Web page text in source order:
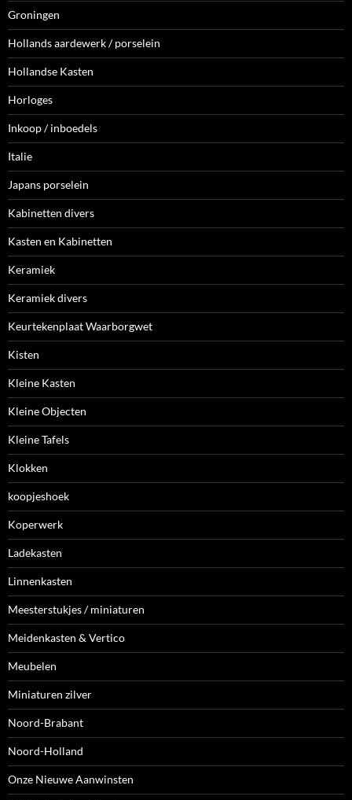
Groningen
Hollands aardewerk / porselein
Hollandse Kasten
Horloges
Inkoop / inboedels
Italie
Japans porselein
Kabinetten divers
Kasten en Kabinetten
Keramiek
Keramiek divers
Keurtekenplaat Waarborgwet
Kisten
Kleine Kasten
Kleine Objecten
Kleine Tafels
Klokken
koopjeshoek
Koperwerk
Ladekasten
Linnenkasten
Meesterstukjes / miniaturen
Meidenkasten & Vertico
Meubelen
Miniaturen zilver
Noord-Brabant
Noord-Holland
Onze Nieuwe Aanwinsten